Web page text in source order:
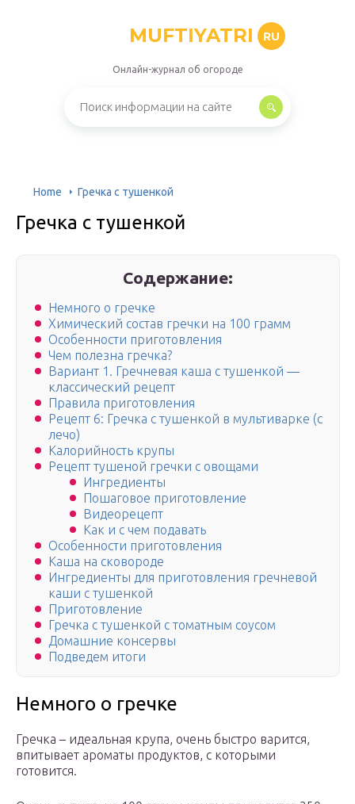
MUFTIYATRI RU
Онлайн-журнал об огороде
Home Гречка с тушенкой
Гречка с тушенкой
Содержание:
Немного о гречке
Химический состав гречки на 100 грамм
Особенности приготовления
Чем полезна гречка?
Вариант 1. Гречневая каша с тушенкой —
классический рецепт
Правила приготовления
Рецепт 6: Гречка с тушенкой в мультиварке (с
лечо)
Калорийность крупы
Рецепт тушеной гречки с овощами
Ингредиенты
Пошаговое приготовление
Видеорецепт
Как и с чем подавать
Особенности приготовления
Каша на сковороде
Ингредиенты для приготовления гречневой
каши с тушенкой
Приготовление
Гречка с тушенкой с томатным соусом
Домашние консервы
Подведем итоги
Немного о гречке
Гречка – идеальная крупа, очень быстро варится,
впитывает ароматы продуктов, с которыми
готовится.